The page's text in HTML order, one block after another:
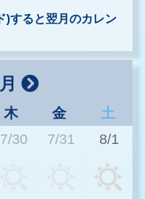
)すると翌月のカレン
木 金
土
7/30 7/31 8/1